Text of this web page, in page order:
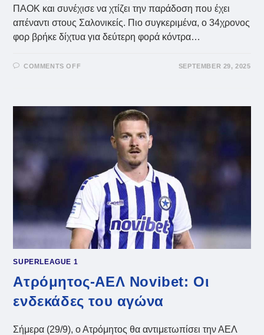
ΠΑΟΚ και συνέχισε να χτίζει την παράδοση που έχει
απέναντι στους Σαλονικείς. Πιο συγκεριμένα, ο 34χρονος
φορ βρήκε δίχτυα για δεύτερη φορά κόντρα…
COMMENTS OFF SEPTEMBER 29, 2025
SUPERLEAGUE 1
Ατρόμητος-ΑΕΛ Novibet: Οι
ενδεκάδες του αγώνα
Σήμερα (29/9), ο Ατρόμητος θα αντιμετωπίσει την ΑΕΛ